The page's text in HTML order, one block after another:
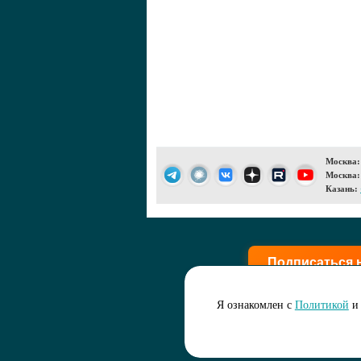
Москва:
Москва:
Казань:
Подписаться
Я ознакомлен с Политикой и